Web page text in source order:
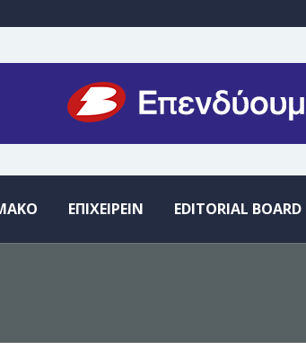
ΕΠΙΧΕΙΡΕΙΝ EDITORIAL BOARD